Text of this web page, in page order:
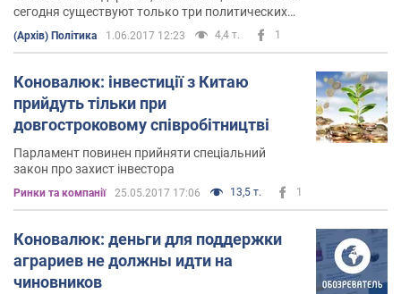
сегодня существуют только три политических
проекта, с которыми Коновалюк мог бы вести
переговоры – это "Опозиційного блок",
(Архів) Політика 1.06.2017 12:23 4,4 т. 1
Коновалюк: інвестиції з Китаю
прийдуть тільки при
довгостроковому співробітництві
Парламент повинен прийняти спеціальний
закон про захист інвестора
Ринки та компанії 25.05.2017 17:06 13,5 т. 1
Коновалюк: деньги для поддержки
аграриев не должны идти на
чиновников